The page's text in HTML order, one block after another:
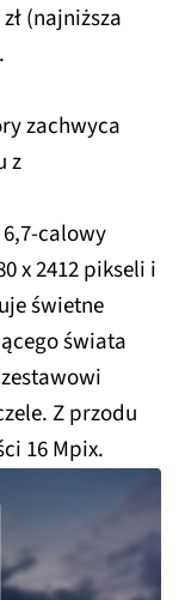
(najniższa
zachwyca
z
calowy
x 2412 pikseli i
świetne
świata
Z przodu
16 Mpix.